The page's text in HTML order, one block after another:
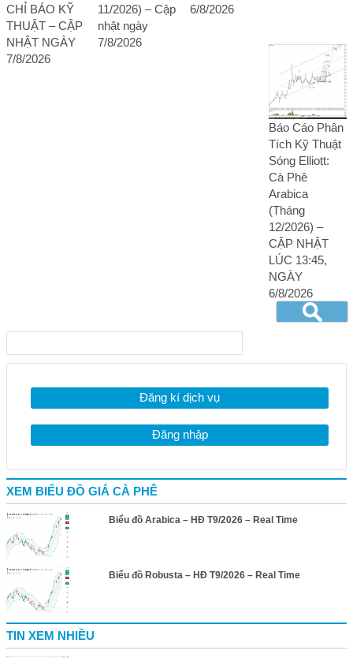
CHỈ BÁO KỸ
THUẬT – CẬP
NHẬT NGÀY
7/8/2026
11/2026) – Cập
nhật ngày
7/8/2026
6/8/2026
Báo Cáo Phân
Tích Kỹ Thuật
Sóng Elliott:
Cà Phê
Arabica
(Tháng
12/2026) –
CẬP NHẬT
LÚC 13:45,
NGÀY
6/8/2026
Đăng kí dịch vụ
Đăng nhập
XEM BIỂU ĐỒ GIÁ CÀ PHÊ
Biểu đồ Arabica – HĐ T9/2026 – Real Time
Biểu đồ Robusta – HĐ T9/2026 – Real Time
TIN XEM NHIỀU